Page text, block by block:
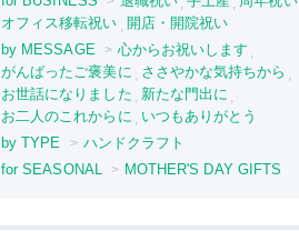
オフィス移転祝い
開店・開院祝い
by MESSAGE
心からお祝いします
がんばったご褒美に
ささやかな気持ちから
お世話になりました
新たな門出に
お二人のこれからに
いつもありがとう
by TYPE
ハンドクラフト
for SEASONAL
MOTHER'S DAY GIFTS